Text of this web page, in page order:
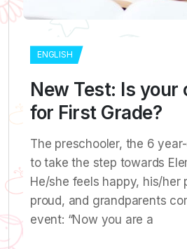
ENGLISH
New Test: Is your
for First Grade?
The preschooler, the 6
to take the step towards
He/she feels happy, his/her
proud, and grandparents
event: “Now you are a